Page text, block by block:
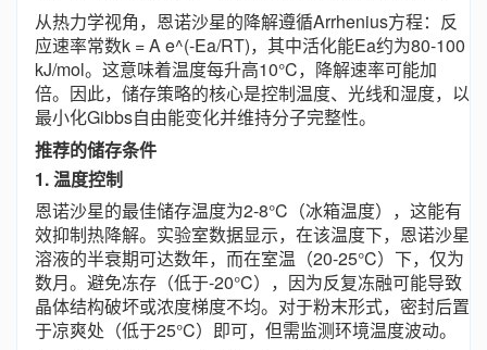
从热力学视角，恩诺沙星的降解遵循Arrhenius方程：反
应速率常数k = A e^(-Ea/RT)，其中活化能Ea约为80-100
kJ/mol。这意味着温度每升高10°C，降解速率可能加
倍。因此，储存策略的核心是控制温度、光线和湿度，以
最小化Gibbs自由能变化并维持分子完整性。
推荐的储存条件
1. 温度控制
恩诺沙星的最佳储存温度为2-8°C（冰箱温度），这能有
效抑制热降解。实验室数据显示，在该温度下，恩诺沙星
溶液的半衰期可达数年，而在室温（20-25°C）下，仅为
数月。避免冻存（低于-20°C），因为反复冻融可能导致
晶体结构破坏或浓度梯度不均。对于粉末形式，密封后置
于凉爽处（低于25°C）即可，但需监测环境温度波动。